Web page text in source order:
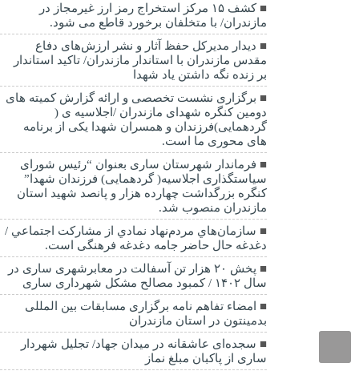
کشف ۱۵ مرکز استخراج رمز ارز غیرمجاز در
مازندران/ با متخلفان برخورد قاطع می شود.
دیدار مدیرکل حفظ آثار و نشر ارزش‌های دفاع
مقدس مازندران با استاندار مازندران/ تاکید استاندار
بر زنده نگه داشتن یاد شهدا
برگزاری نشست تخصصی و ارائه گزارش کمیته های
دومین کنگره شهدای مازندران /اجلاسیه ی (
گردهمایی)فرزندان و همسران شهدا یکی از برنامه
های محوری ما است.
فرماندار شهرستان ساری بعنوان “رئیس شورای
سیاستگذاری اجلاسیه( گردهمایی) فرزندان شهدا”
کنگره بزرگداشت چهارده هزار و پانصد شهید استان
مازندران منصوب شد.
سازمان‌هاي مردم‌نهاد نمادي از مشاركت اجتماعي /
دغدغه حال حاضر جامه دغدغه فرهنگی است.
پخش ۲۰ هزار تن آسفالت در معابرشهری ساری در
سال ۱۴۰۲ / کمبود مصالح مشکل شهرداری ساری
امضاء تفاهم نامه برگزاری مسابقات بین المللی
بدمینتون در استان مازندران
سجده‌ای عاشقانه در میدان جهاد/ تجلیل شهردار
ساری از پاکبان مبلغ نماز